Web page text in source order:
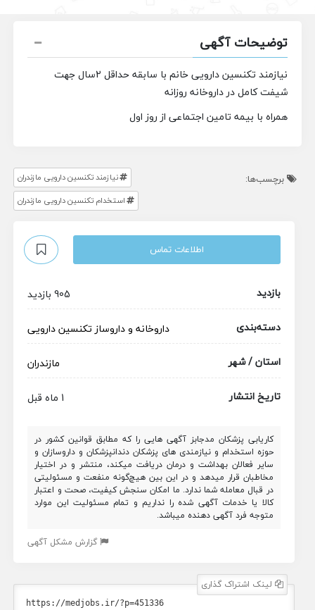
توضیحات آگهی
نیازمند تکنسین دارویی خانم با سابقه حداقل 2سال جهت
شیفت کامل در داروخانه روزانه
همراه با بیمه تامین اجتماعی از روز اول
برچسب‌ها:
نیازمند تکنسین دارویی مازندران
استخدام تکنسین دارویی مازندران
اطلاعات تماس
بازدید
905 بازدید
دسته‌بندی
داروخانه و داروساز تکنسین دارویی
استان / شهر
مازندران
تاریخ انتشار
1 ماه قبل
کاریابی پزشکان مدجابز آگهی هایی را که مطابق قوانین کشور در
حوزه استخدام و نیازمندی های پزشکان دندانپزشکان و داروسازان و
سایر فعالان بهداشت و درمان دریافت میکند، منتشر و در اختیار
مخاطبان قرار میدهد و در این بین هیچ‌گونه منفعت و مسئولیتی
در قبال معامله شما ندارد. ما امکان سنجش کیفیت، صحت و اعتبار
کالا یا خدمات آگهی شده را نداریم و تمام مسئولیت این موارد
متوجه فرد آگهی دهنده میباشد.
گزارش مشکل آگهی
لینک اشتراک گذاری